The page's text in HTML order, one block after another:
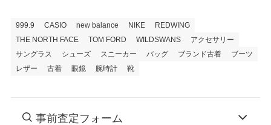
999.9 CASIO new balance NIKE
REDWING
THE NORTH FACE
TOM FORD WILDSWANS
アクセサリー
サングラス
シューズ スニーカー バッグ ブランド古着
ブーツ
レザー
古着 眼鏡 腕時計 靴
事前査定フォーム